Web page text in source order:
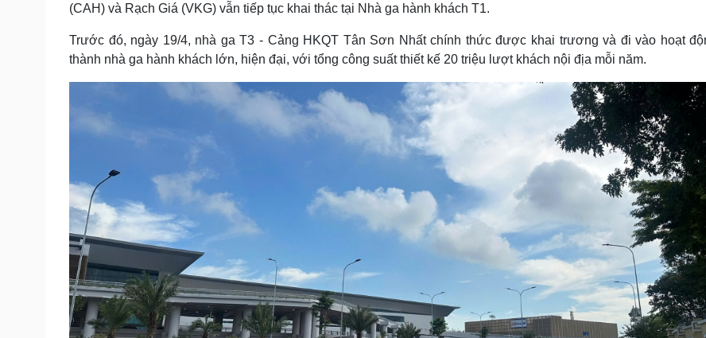
(CAH) và Rạch Giá (VKG) vẫn tiếp tục khai thác tại Nhà ga hành khách T1.
Trước đó, ngày 19/4, nhà ga T3 - Cảng HKQT Tân Sơn Nhất chính thức được khai trương và đi vào hoạt
thành nhà ga hành khách lớn, hiện đại, với tổng công suất thiết kế 20 triệu lượt khách nội địa mỗi năm.